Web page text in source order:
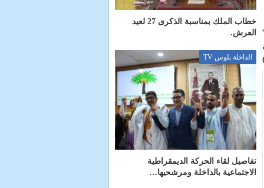
خطاب الملك بمناسبة الذكرى 27 لعيد
العرش.
الداخلة بلوس TV
تفاصيل لقاء الحركة الديمقراطية
الاجتماعية بالداخلة ومرشحيها…